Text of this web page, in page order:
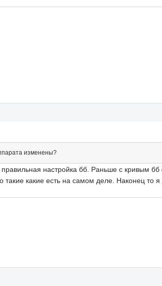
изменены?
настройка бб. Раньше с кривым
какие есть на самом деле. Наконец то